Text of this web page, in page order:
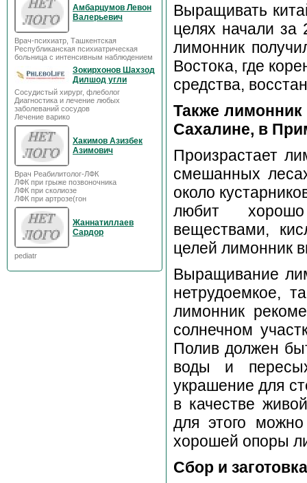
Амбарцумов Левон
Валерьевич
Врач-психиатр, Ташкентская
Республиканская психиатрическая
больница с интенсивным наблюдением
Зокирхонов Шахзод
Дилшод угли
Сосудистый хирург, флеболог
Диагностика и лечение любых
заболеваний сосудов
Лечение варико
Хакимов Азизбек
Азимович
Врач Реабилитолог-ЛФК
ЛФК при грыже позвоночника
ЛФК при сколиозе
ЛФК при артрозе(гон
Жаннатиллаев
Сардор
pediatr
Выращивать
целях начали
лимонник
Востока, где
средства,
Также лимонник
Сахалине, в
Произрастает
смешанных
около
любит хорошо
веществами,
целей лимонник
Выращивание
нетрудоемкое,
лимонник
солнечном
Полив должен
воды и
украшение для
в качестве
для этого
хорошей опоры
Сбор и